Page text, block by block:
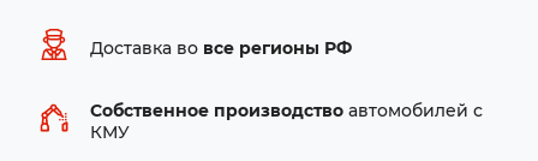
Доставка во все регионы РФ
Собственное производство автомобилей с
КМУ